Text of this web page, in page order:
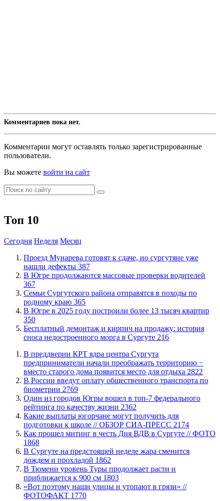
Комментариев пока нет.
Комментарии могут оставлять только зарегистрированные
пользователи.
Вы можете войти на сайт
Топ 10
Сегодня Неделя Месяц
​Проезд Мунарева готовят к сдаче, но сургутяне уже
нашли дефекты 387
​В Югре продолжаются массовые проверки водителей
367
​Семьи Сургутского района отправятся в походы по
родному краю 365
​В Югре в 2025 году построили более 13 тысяч квартир
350
​Бесплатный демонтаж и кирпич на продажу: история
сноса недостроенного морга в Сургуте 216
​В преддверии КРТ ядра центра Сургута
предприниматели начали преображать территорию −
вместо старого дома появится место для отдыха 2822
В России введут оплату общественного транспорта по
биометрии 2769
Один из городов Югры вошел в топ-7 федерального
рейтинга по качеству жизни 2362
Какие выплаты югорчане могут получить для
подготовки к школе // ОБЗОР СИА-ПРЕСС 2174
Как прошел митинг в честь Дня ВДВ в Сургуте // ФОТО
1868
В Сургуте на предстоящей неделе жара сменится
дождем и прохладой 1862
В Тюмени уровень Туры продолжает расти и
приближается к 900 см 1803
«Вот поэтому наши улицы и утопают в грязи» //
ФОТОФАКТ 1770